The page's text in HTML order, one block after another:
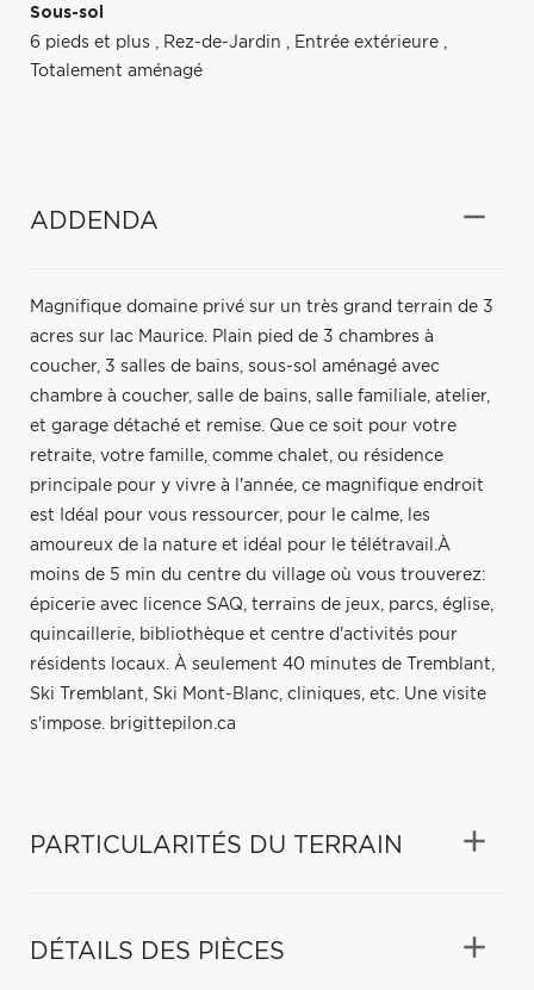
Sous-sol
6 pieds et plus , Rez-de-Jardin , Entrée extérieure ,
Totalement aménagé
ADDENDA
Magnifique domaine privé sur un très grand terrain de 3
acres sur lac Maurice. Plain pied de 3 chambres à
coucher, 3 salles de bains, sous-sol aménagé avec
chambre à coucher, salle de bains, salle familiale, atelier,
et garage détaché et remise. Que ce soit pour votre
retraite, votre famille, comme chalet, ou résidence
principale pour y vivre à l'année, ce magnifique endroit
est Idéal pour vous ressourcer, pour le calme, les
amoureux de la nature et idéal pour le télétravail.À
moins de 5 min du centre du village où vous trouverez:
épicerie avec licence SAQ, terrains de jeux, parcs, église,
quincaillerie, bibliothèque et centre d'activités pour
résidents locaux. À seulement 40 minutes de Tremblant,
Ski Tremblant, Ski Mont-Blanc, cliniques, etc. Une visite
s'impose. brigittepilon.ca
PARTICULARITÉS DU TERRAIN
DÉTAILS DES PIÈCES